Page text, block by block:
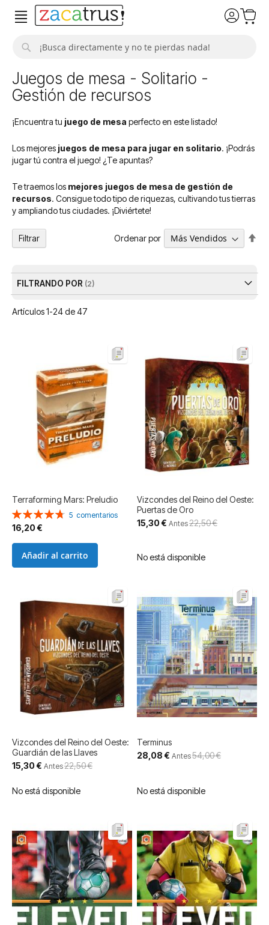
Juegos de mesa - Solitario -
Gestión de recursos
¡Encuentra tu juego de mesa perfecto en este listado!
Los mejores juegos de mesa para jugar en solitario. ¡Podrás
jugar tú contra el juego! ¿Te apuntas?
Te traemos los mejores juegos de mesa de gestión de
recursos. Consigue todo tipo de riquezas, cultivando tus tierras
y ampliando tus ciudades. ¡Diviértete!
Artículos1-24de47
Ordenar por
Terraforming Mars: Preludio
Valoración:
96%
5 comentarios
16,20 €
Añadir al carrito
Vizcondes del Reino del Oeste:
Puertas de Oro
Precio
especial
15,30 € Antes22,50 €
No está disponible
Vizcondes del Reino del Oeste:
Guardián de las Llaves
Precio
especial
15,30 € Antes22,50 €
No está disponible
Terminus
Precio
especial
28,08 € Antes54,00 €
No está disponible
Filtrar
FILTRANDO POR